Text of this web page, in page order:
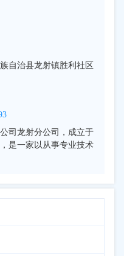
自治县龙射镇胜利社区
司龙射分公司，成立于
是一家以从事专业技术